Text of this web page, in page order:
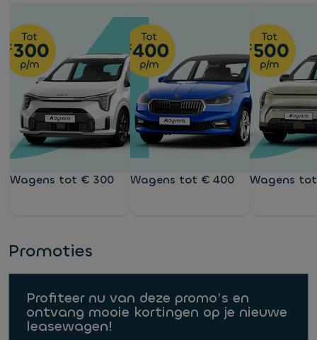
Wagens tot € 300 Wagens tot € 400 Wagens
Promoties
Profiteer nu van deze promo’s en
ontvang mooie kortingen op je nieuwe
leasewagen!